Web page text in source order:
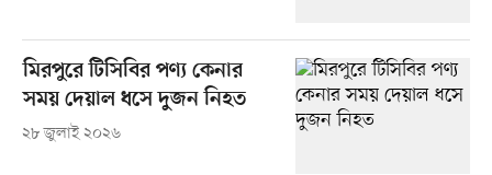
মিরপুরে টিসিবির পণ্য কেনার
সময় দেয়াল ধসে দুজন নিহত
২৮ জুলাই ২০২৬